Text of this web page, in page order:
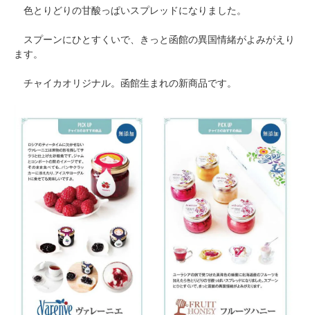
色とりどりの甘酸っぱいスプレッドになりました。
スプーンにひとすくいで、きっと函館の異国情緒がよみがえり
ます。
チャイカオリジナル。函館生まれの新商品です。